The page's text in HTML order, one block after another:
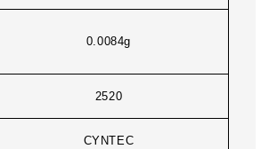
0.0084g
2520
CYNTEC